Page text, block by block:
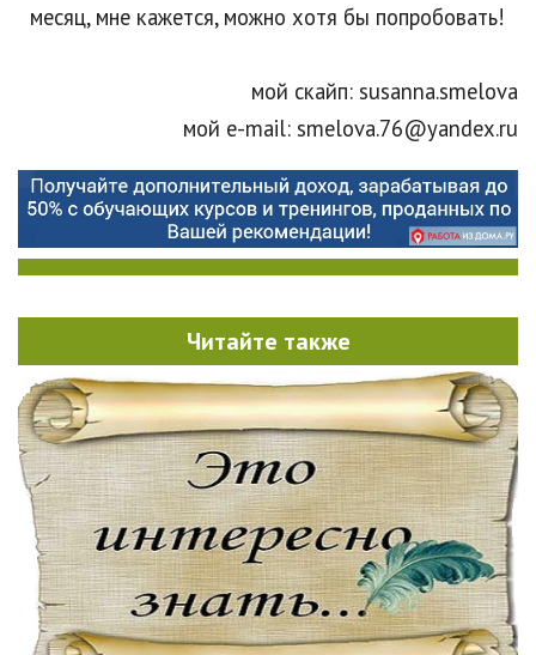
месяц, мне кажется, можно хотя бы попробовать!
мой скайп: susanna.smelova
мой e-mail: smelova.76@yandex.ru
Читайте также